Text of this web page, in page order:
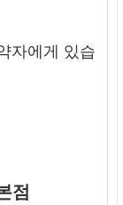
자에게 있습
점